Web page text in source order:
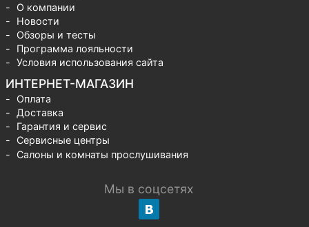
О компании
Новости
Обзоры и тесты
Программа лояльности
Условия использования сайта
ИНТЕРНЕТ-МАГАЗИН
Оплата
Доставка
Гарантия и сервис
Сервисные центры
Салоны и комнаты прослушивания
Мы в соцсетях